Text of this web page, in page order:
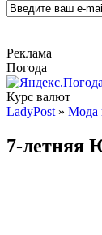
Реклама
Погода
Курс валют
LadyPost » Мода
7-летняя